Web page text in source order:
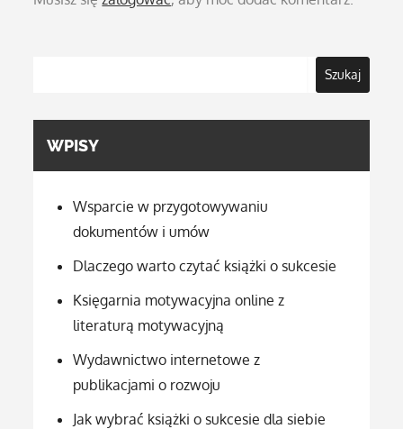
Szukaj
WPISY
Wsparcie w przygotowywaniu
dokumentów i umów
Dlaczego warto czytać książki o sukcesie
Księgarnia motywacyjna online z
literaturą motywacyjną
Wydawnictwo internetowe z
publikacjami o rozwoju
Jak wybrać książki o sukcesie dla siebie